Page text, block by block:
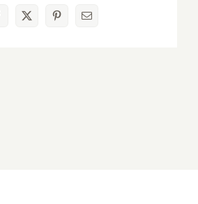
X Pinterest
電